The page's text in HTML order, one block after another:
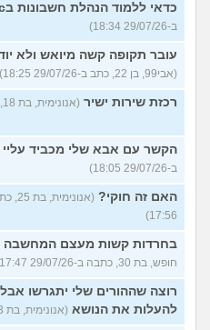
כדאי ללמוד הנהלת חשבונות בipc?
ב-29/07/26 18:34)
עובר תקופה קשה מיואש ולא
(אבי99, בן 22, כתב ב-29/07/26 18:25)
רכזת שירות ישיר (אנונימית, בת 18, כתבה ב-29/07/26 18:16)
הקשר עם אבא שלי מכביד עליי
ב-29/07/26 18:05)
האם זה חוקי?
17:56)
בחרדות קשות מעצם המחשבה
חופש, בת 30, כתבה ב-29/07/26 17:47)
רוצה שההורים שלי יתגרשו
להעלות את הנושא (אנונימית, בת 23, כתבה ב-29/07/26 17:36)